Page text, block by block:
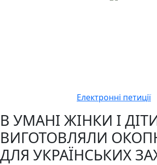
Електронні петиції
В УМАНІ ЖІНКИ І
ВИГОТОВЛЯЛИ
ДЛЯ УКРАЇНСЬКИХ